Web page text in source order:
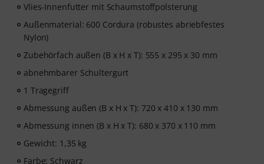
Vlies-Innenfutter mit Schaumstoffpolsterung
Außenmaterial: 600 Cordura (robustes abriebfestes
Nylon)
Zubehörfach außen (B x H x T): 555 x 295 x 30 mm
abnehmbarer Schultergurt
1 Tragegriff
Abmessung außen (B x H x T): 720 x 410 x 130 mm
Abmessung innen (B x H x T): 680 x 370 x 110 mm
Gewicht: 1,35 kg
Farbe: Schwarz